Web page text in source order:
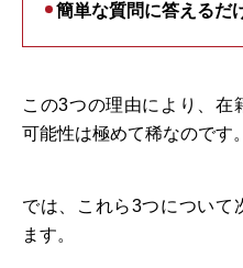
簡単な質問に答えるだ
この3つの理由により、在
可能性は極めて稀なのです。
では、これら3つについて
ます。